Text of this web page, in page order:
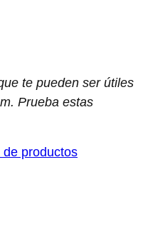
te pueden ser útiles
Prueba estas
productos